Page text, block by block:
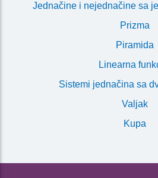
Jednačine i nejednačine sa
Prizma
Piramida
Linearna
Sistemi jednačina sa
Valjak
Kupa